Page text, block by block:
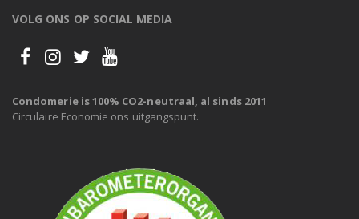
VOLG ONS OP SOCIAL MEDIA
Condomerie is 100% CO2-neutraal, al sinds 2011
Circulaire Economie ons uitgangspunt.